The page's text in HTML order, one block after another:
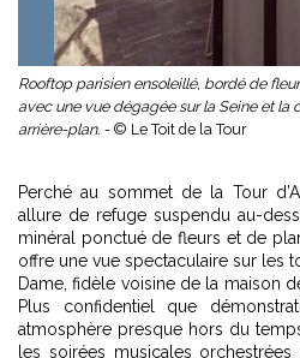
Rooftop parisien ensoleillé, bordé de
avec une vue dégagée sur la Seine et la
arrière-plan. - © Le Toit de la Tour
Perché au sommet de la Tour
allure de refuge suspendu au-
minéral ponctué de fleurs et de
offre une vue spectaculaire sur les
Dame, fidèle voisine de la maison
Plus confidentiel que
atmosphère presque hors du
les soirées musicales